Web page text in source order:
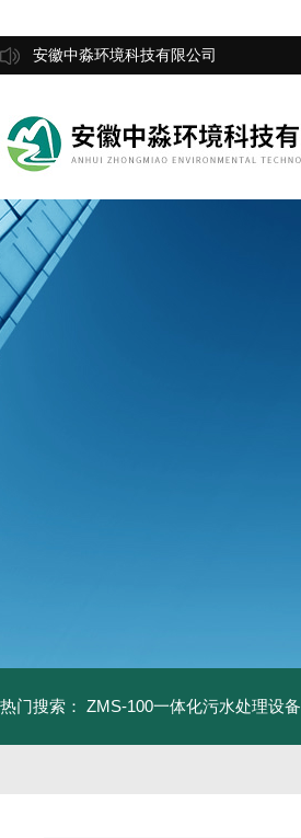
安徽中淼环境科技有限公司
热门搜索： ZMS-100一体化污水处理设备